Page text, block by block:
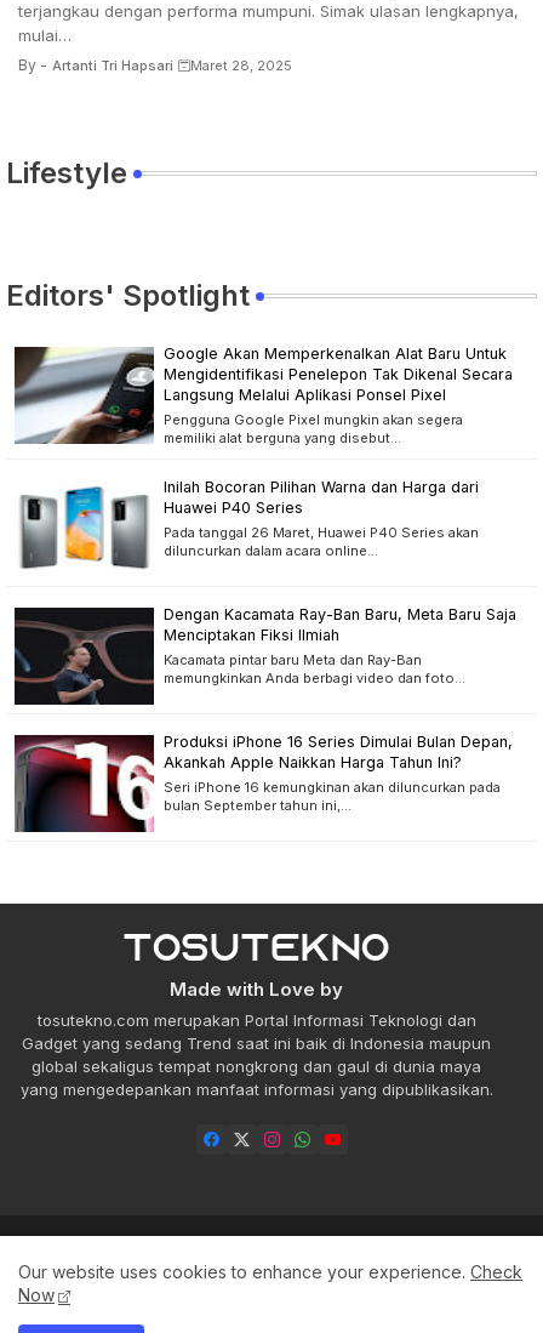
terjangkau dengan performa mumpuni. Simak ulasan lengkapnya,
mulai…
By - Artanti Tri Hapsari Maret 28, 2025
Lifestyle
Editors' Spotlight
Google Akan Memperkenalkan Alat Baru Untuk
Mengidentifikasi Penelepon Tak Dikenal Secara
Langsung Melalui Aplikasi Ponsel Pixel
Pengguna Google Pixel mungkin akan segera
memiliki alat berguna yang disebut…
Inilah Bocoran Pilihan Warna dan Harga dari
Huawei P40 Series
Pada tanggal 26 Maret, Huawei P40 Series akan
diluncurkan dalam acara online…
Dengan Kacamata Ray-Ban Baru, Meta Baru Saja
Menciptakan Fiksi Ilmiah
Kacamata pintar baru Meta dan Ray-Ban
memungkinkan Anda berbagi video dan foto…
Produksi iPhone 16 Series Dimulai Bulan Depan,
Akankah Apple Naikkan Harga Tahun Ini?
Seri iPhone 16 kemungkinan akan diluncurkan pada
bulan September tahun ini,…
Made with Love by
tosutekno.com merupakan Portal Informasi Teknologi dan
Gadget yang sedang Trend saat ini baik di Indonesia maupun
global sekaligus tempat nongkrong dan gaul di dunia maya
yang mengedepankan manfaat informasi yang dipublikasikan.
Our website uses cookies to enhance your experience. Check
Now